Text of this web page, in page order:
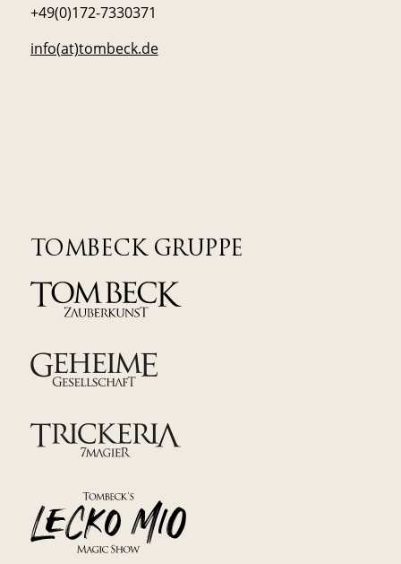
+49(0)172-7330371
info(at)tombeck.de
TOMBECK GRUPPE